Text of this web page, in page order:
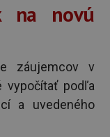
na novú
záujemcov v
vypočítať podľa
a uvedeného